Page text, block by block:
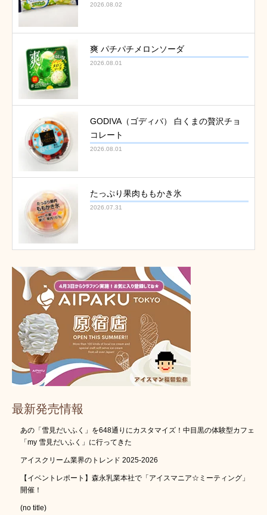
2026.08.02
爽 パチパチメロンソーダ
2026.08.01
GODIVA（ゴディバ） 白くまの贅沢チョ
コレート
2026.08.01
たっぷり果肉ももかき氷
2026.07.31
最新発売情報
あの「雪見だいふく」を648通りにカスタマイズ！中目黒の体験型カフェ
「my 雪見だいふく」に行ってきた
アイスクリーム業界のトレンド 2025-2026
【イベントレポート】森永乳業本社で「アイスマニア☆ミーティング」
開催！
(no title)